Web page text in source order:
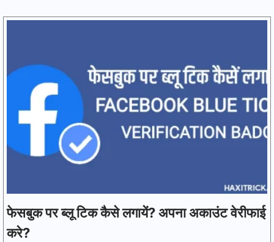
फेसबुक पर ब्लू टिक कैसे लगायें? अपना अकाउंट वेरीफाई
करे?